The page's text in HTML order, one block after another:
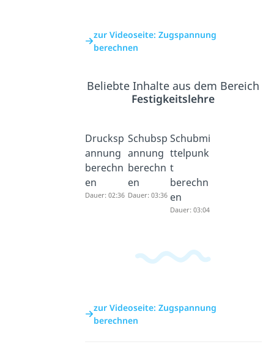
zur Videoseite: Zugspannung
berechnen
Beliebte Inhalte aus dem Bereich
Festigkeitslehre
Drucksp
annung
berechn
en
Dauer: 02:36
Schubsp
annung
berechn
en
Dauer: 03:36
Schubmi
ttelpunk
t
berechn
en
Dauer: 03:04
zur Videoseite: Zugspannung
berechnen